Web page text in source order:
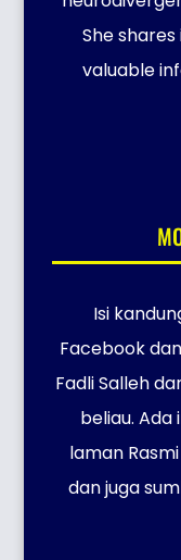
She
valuable
Isi
Facebook
Fadli Salleh
beliau.
laman
dan juga